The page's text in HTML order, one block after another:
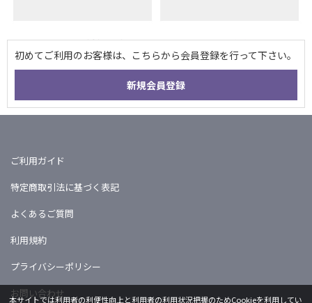
ご利用ガイド
特定商取引法に基づく表記
よくあるご質問
利用規約
プライバシーポリシー
お問い合わせ
本サイトでは利用者の利便性向上と利用者の利用状況把握のためCookieを利用してい